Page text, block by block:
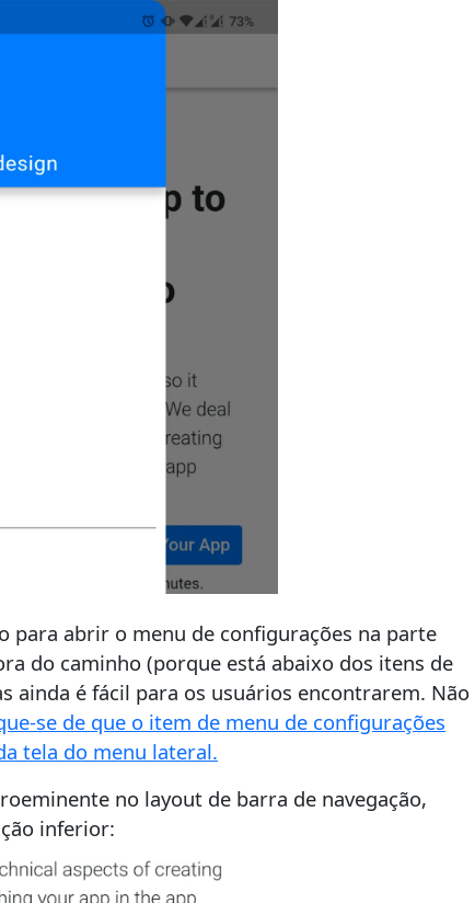
para abrir o menu de configurações na parte
do caminho (porque está abaixo dos itens de
ainda é fácil para os usuários encontrarem. Não
se de que o item de menu de configurações
tela do menu lateral.
no layout de barra de navegação,
inferior: